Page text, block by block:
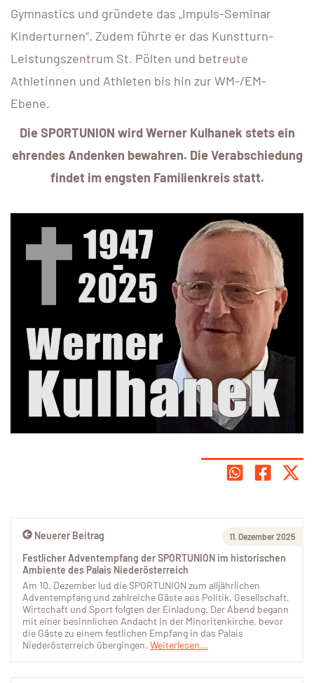
Gymnastics und gründete das „Impuls-Seminar
Kinderturnen“. Zudem führte er das Kunstturn-
Leistungszentrum St. Pölten und betreute
Athletinnen und Athleten bis hin zur WM-/EM-
Ebene.
Die SPORTUNION wird Werner Kulhanek stets ein
ehrendes Andenken bewahren. Die Verabschiedung
findet im engsten Familienkreis statt.
Neuerer Beitrag 11. Dezember 2025
Festlicher Adventempfang der SPORTUNION im historischen
Ambiente des Palais Niederösterreich
Am 10. Dezember lud die SPORTUNION zum alljährlichen
Adventempfang und zahlreiche Gäste aus Politik, Gesellschaft,
Wirtschaft und Sport folgten der Einladung. Der Abend begann
mit einer besinnlichen Andacht in der Minoritenkirche, bevor
die Gäste zu einem festlichen Empfang in das Palais
Niederösterreich übergingen. Weiterlesen...